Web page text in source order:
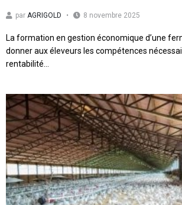
par AGRIGOLD 8 novembre 2025
La formation en gestion économique d’une
donner aux éleveurs les compétences
rentabilité...